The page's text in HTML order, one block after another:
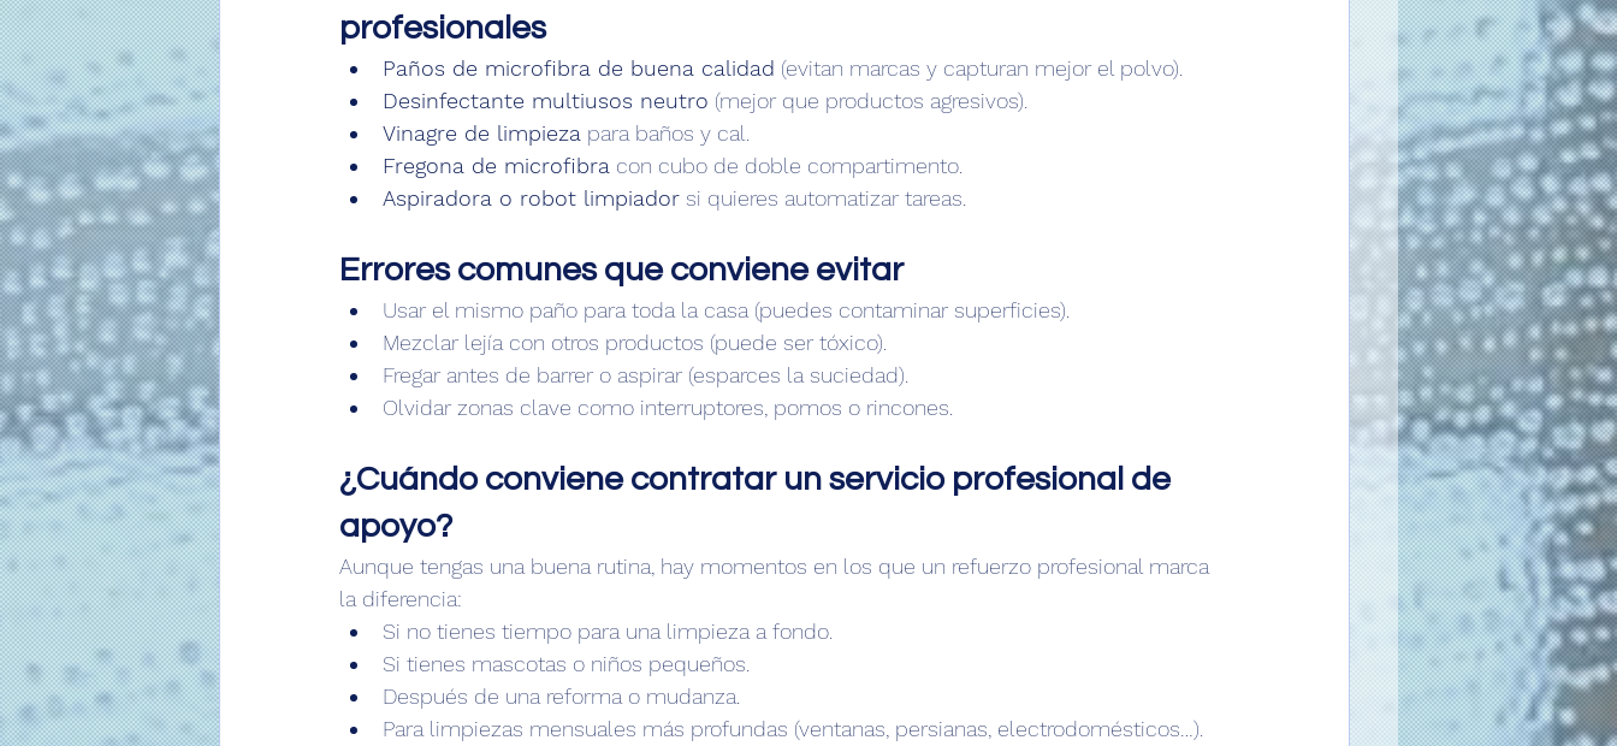
profesionales
Paños de microfibra de buena calidad (evitan marcas y capturan mejor el polvo).
Desinfectante multiusos neutro (mejor que productos agresivos).
Vinagre de limpieza para baños y cal.
Fregona de microfibra con cubo de doble compartimento.
Aspiradora o robot limpiador si quieres automatizar tareas.
Errores comunes que conviene evitar
Usar el mismo paño para toda la casa (puedes contaminar superficies).
Mezclar lejía con otros productos (puede ser tóxico).
Fregar antes de barrer o aspirar (esparces la suciedad).
Olvidar zonas clave como interruptores, pomos o rincones.
¿Cuándo conviene contratar un servicio profesional de
apoyo?
Aunque tengas una buena rutina, hay momentos en los que un refuerzo profesional marca
la diferencia:
Si no tienes tiempo para una limpieza a fondo.
Si tienes mascotas o niños pequeños.
Después de una reforma o mudanza.
Para limpiezas mensuales más profundas (ventanas, persianas, electrodomésticos…).